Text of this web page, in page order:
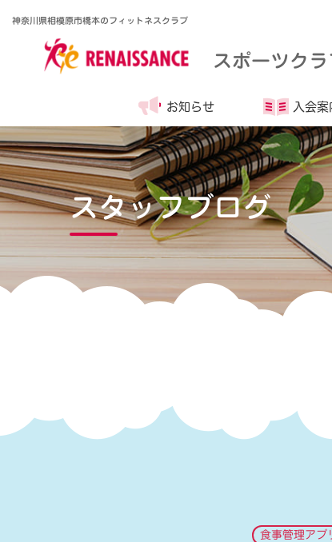
神奈川県相模原市橋本のフィットネスクラブ
スポーツク
お知らせ 入会案
スタッフブログ
食事管理アプ